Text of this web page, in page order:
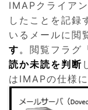
IMAPクライア
したことを記録
いるメールに閲
す 。 閲覧フラグ
読か未読を判断
はIMAPの仕様に